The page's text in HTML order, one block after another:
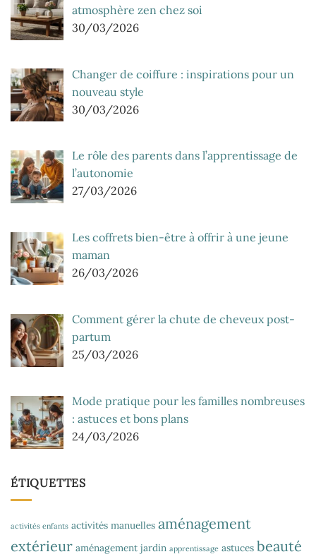
atmosphère zen chez soi
30/03/2026
Changer de coiffure : inspirations pour un
nouveau style
30/03/2026
Le rôle des parents dans l’apprentissage de
l’autonomie
27/03/2026
Les coffrets bien-être à offrir à une jeune
maman
26/03/2026
Comment gérer la chute de cheveux post-
partum
25/03/2026
Mode pratique pour les familles nombreuses
: astuces et bons plans
24/03/2026
ÉTIQUETTES
activités enfants activités manuelles aménagement
extérieur aménagement jardin apprentissage astuces beauté